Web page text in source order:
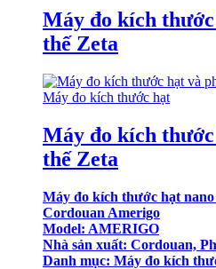
Máy đo kích
thế Zeta
Máy đo kích thước hạt
Máy đo kích
thế Zeta
Máy đo kích thước hạt
Cordouan Amerigo
Model: AMERIGO
Nhà sản xuất: Cordouan,
Danh mục: Máy đo kích